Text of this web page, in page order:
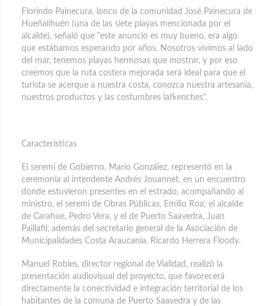
Florindo Painecura, lonco de la comunidad José Painecura de
Hueñalihuén (una de las siete playas mencionada por el
alcalde), señaló que "este anuncio es muy bueno, era algo
que estábamos esperando por años. Nosotros vivimos al lado
del mar, tenemos playas hermosas que mostrar, y por eso
creemos que la ruta costera mejorada será ideal para que el
turista se acerque a nuestra costa, conozca nuestra artesanía,
nuestros productos y las costumbres lafkenches".
Características
El seremi de Gobierno, Mario González, representó en la
ceremonia al intendente Andrés Jouannet, en un encuentro
donde estuvieron presentes en el estrado, acompañando al
ministro, el seremi de Obras Públicas, Emilio Roa; el alcalde
de Carahue, Pedro Vera, y el de Puerto Saavedra, Juan
Paillafil, además del secretario general de la Asociación de
Municipalidades Costa Araucanía, Ricardo Herrera Floody.
Manuel Robles, director regional de Vialidad, realizó la
presentación audiovisual del proyecto, que favorecerá
directamente la conectividad e integración territorial de los
habitantes de la comuna de Puerto Saavedra y de las